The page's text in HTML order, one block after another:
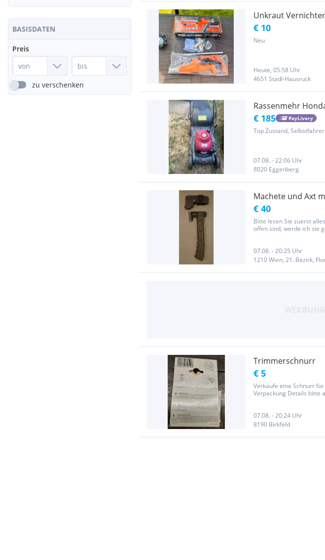
BASISDATEN
Preis
zu verschenken
Unkraut
€ 10
Neu
Heute, 05:58 Uhr
4651 Stadl-Hausruck
Rassenmehr
€ 185 PayLivery
Top Zustand, Selbstfahrer.
07.08. - 22:06 Uhr
8020 Eggenberg
Machete und Axt
€ 40
Bitte lesen Sie zuerst
offen sind, werde ich sie
07.08. - 20:25 Uhr
1210 Wien, 21. Bezirk,
Trimmerschnurr
€ 5
Verkaufe eine Schnurr
Verpackung Details bitte
und...
07.08. - 20:24 Uhr
8190 Birkfeld